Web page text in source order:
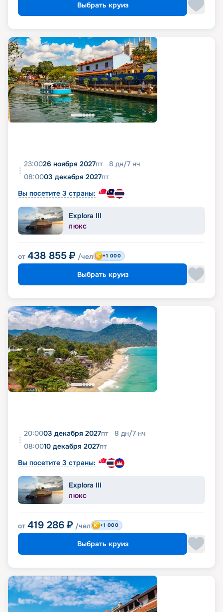
Выбрать круиз
23:0026 ноября 2027пт 8 дн/7 нч
08:0003 декабря 2027пт
Вы посетите 3 страны:
Explora III
ЛЮКС
от 438 855 ₽ /чел +1 000
Выбрать круиз
20:0003 декабря 2027пт 8 дн/7 нч
08:0010 декабря 2027пт
Вы посетите 3 страны:
Explora III
ЛЮКС
от 419 286 ₽ /чел +1 000
Выбрать круиз